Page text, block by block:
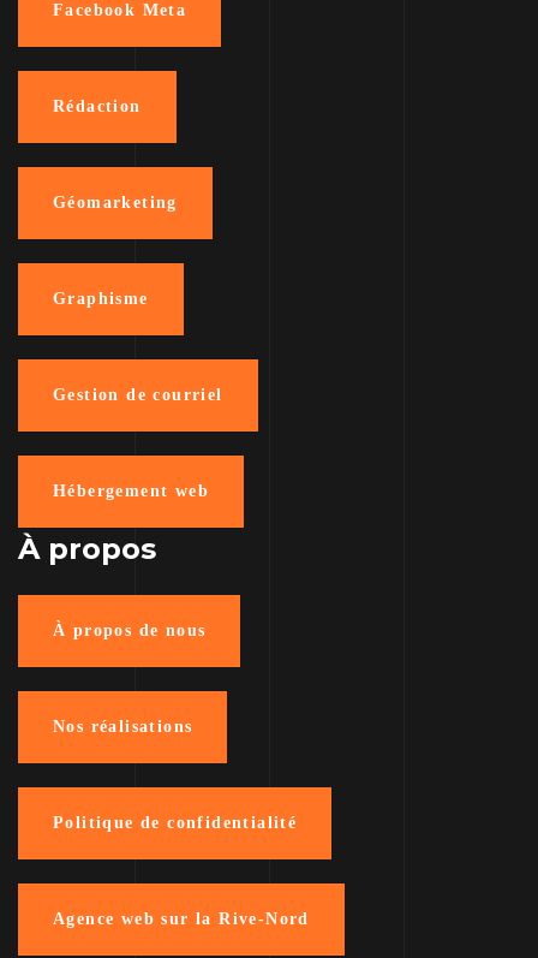
Facebook Meta
Rédaction
Géomarketing
Graphisme
Gestion de courriel
Hébergement web
À propos
À propos de nous
Nos réalisations
Politique de confidentialité
Agence web sur la Rive-Nord